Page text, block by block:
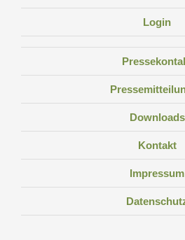
Login
Downloads
Kontakt
Impressum